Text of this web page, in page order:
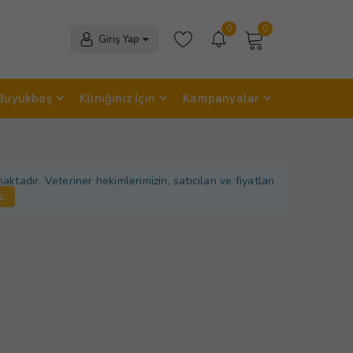
0
0
Giriş Yap
Kliniğiniz İçin Kampanyalar
Veteriner hekimlerimizin, satıcıları ve fiyatları